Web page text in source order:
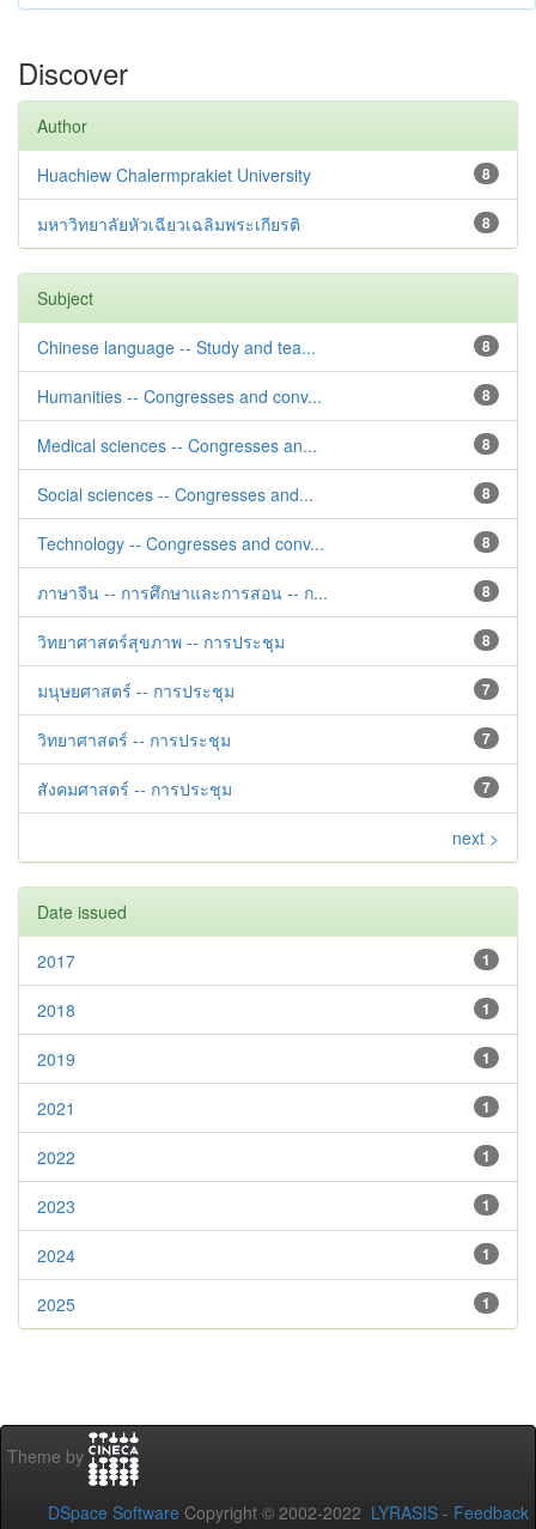
Discover
Author
8
Huachiew Chalermprakiet University
8
มหาวิทยาลัยหัวเฉียวเฉลิมพระเกียรติ
Subject
8
Chinese language -- Study and tea...
8
Humanities -- Congresses and conv...
8
Medical sciences -- Congresses an...
8
Social sciences -- Congresses and...
8
Technology -- Congresses and conv...
8
ภาษาจีน -- การศึกษาและการสอน -- ก...
8
วิทยาศาสตร์สุขภาพ -- การประชุม
7
มนุษยศาสตร์ -- การประชุม
7
วิทยาศาสตร์ -- การประชุม
7
สังคมศาสตร์ -- การประชุม
next >
Date issued
1
2017
1
2018
1
2019
1
2021
1
2022
1
2023
1
2024
1
2025
Theme by
DSpace Software Copyright © 2002-2022 LYRASIS - Feedback